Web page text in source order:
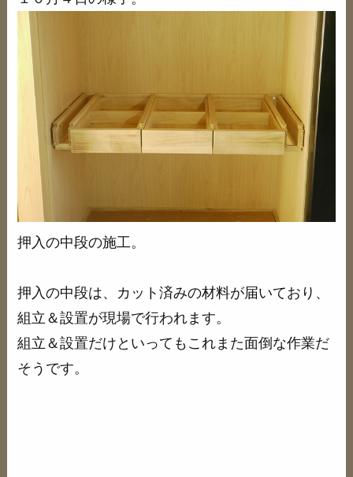
押入の中段の施工。
押入の中段は、カット済みの材料が届いており、
組立＆設置が現場で行われます。
組立＆設置だけといってもこれまた面倒な作業だ
そうです。